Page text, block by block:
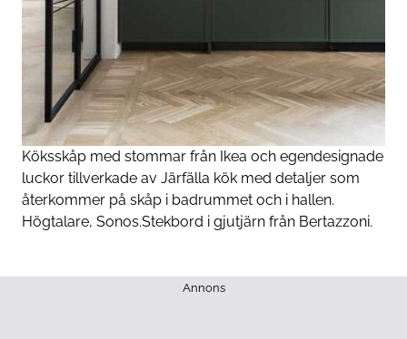
Köksskåp med stommar från Ikea och egendesignade
luckor tillverkade av Järfälla kök med detaljer som
återkommer på skåp i badrummet och i hallen.
Högtalare, Sonos.Stekbord i gjutjärn från Bertazzoni.
Annons